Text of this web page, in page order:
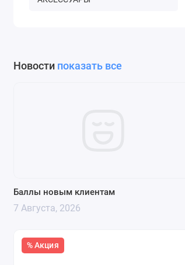
Новости показать все
Баллы новым клиентам
7 Августа, 2026
% Акция